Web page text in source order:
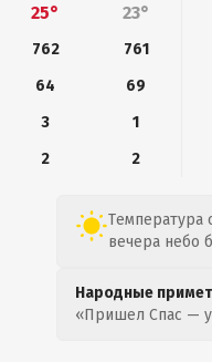
25°
23°
762 761
64
69
3
1
2
2
Температура
вечера небо
Народные
«Пришел Спас —